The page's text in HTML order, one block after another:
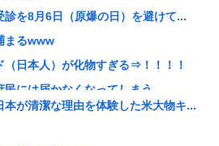
を8月6日（原爆の日）を避けて...
まるwww
（日本人）が化物すぎる⇒！！！！
民には届かなくなってしまう
上
が清潔な理由を体験した米大物キ...